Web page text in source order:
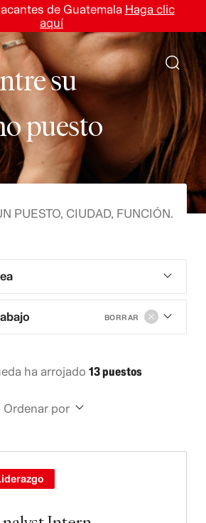
de Guatemala Haga clic
aquí
tresu
opuesto
BORRAR
ha arrojado 13 puestos
Ordenar por